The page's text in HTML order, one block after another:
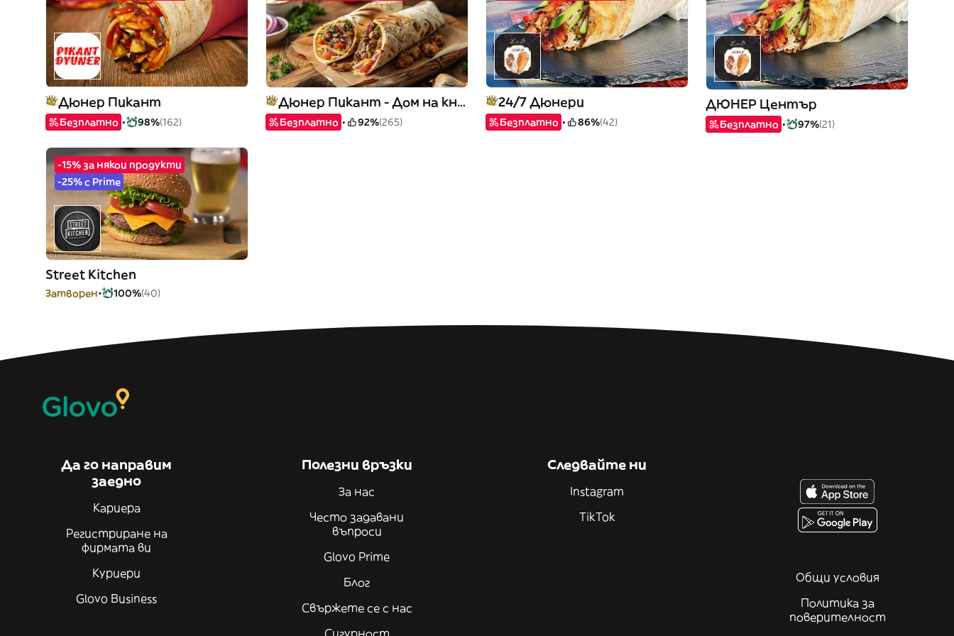
Дюнер Пикант
Безплатно 98%(162)
Дюнер Пикант - Дом на книгата
Безплатно 92%(265)
24/7 Дюнери
Безплатно 86%(42)
ДЮНЕР Център
Безплатно 97%(21)
-15% за някои продукти
-25% с Prime
Street Kitchen
Затворен 100%(40)
Да го направим
заедно
Кариера
Регистриране на
фирмата ви
Куриери
Glovo Business
Полезни връзки
За нас
Често задавани
въпроси
Glovo Prime
Блог
Свържете се с нас
Сигурност
Следвайте ни
Instagram
TikTok
Общи условия
Политика за
поверителност